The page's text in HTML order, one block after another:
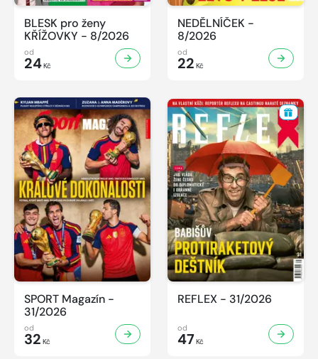
BLESK pro ženy
KŘÍŽOVKY - 8/2026
od
24Kč
NEDĚLNÍČEK -
8/2026
od
22 Kč
SPORT Magazín -
31/2026
od
32 Kč
REFLEX - 31/2026
od
47 Kč